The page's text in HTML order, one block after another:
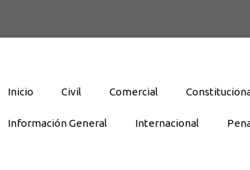
Inicio Civil Comercial
Información General Internacional